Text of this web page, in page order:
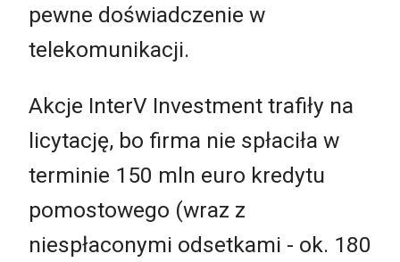
pewne doświadczenie w
telekomunikacji.
Akcje InterV Investment trafiły na
licytację, bo firma nie spłaciła w
terminie 150 mln euro kredytu
pomostowego (wraz z
niespłaconymi odsetkami - ok. 180